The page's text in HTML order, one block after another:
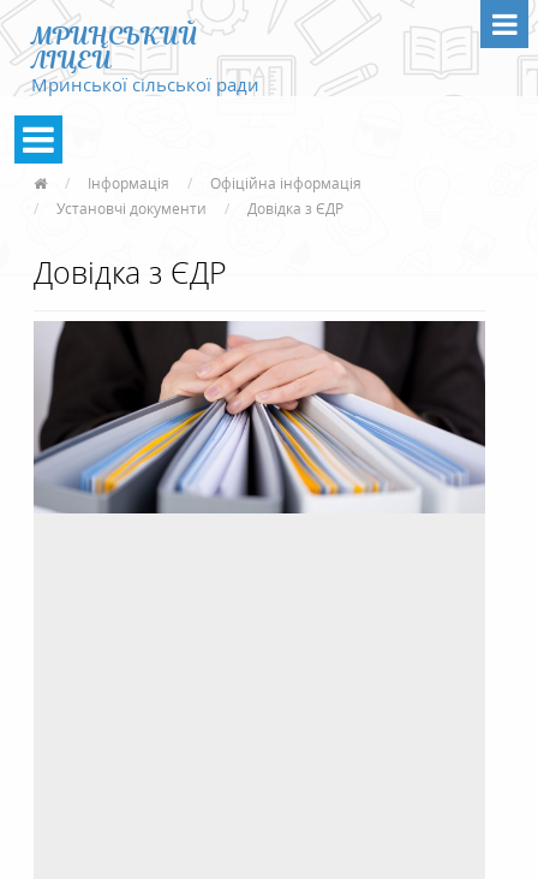
МРИНСЬКИЙ
ЛІЦЕЙ
Мринської сільської ради
Інформація
Офіційна інформація
Установчі документи
Довідка з ЄДР
Довідка з ЄДР